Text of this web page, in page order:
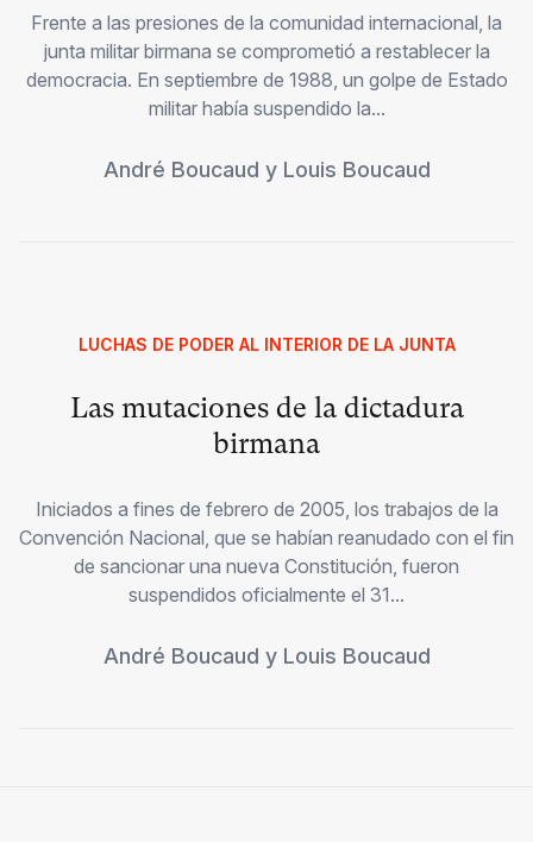
Frente a las presiones de la comunidad internacional, la
junta militar birmana se comprometió a restablecer la
democracia. En septiembre de 1988, un golpe de Estado
militar había suspendido la...
André Boucaud y Louis Boucaud
LUCHAS DE PODER AL INTERIOR DE LA JUNTA
Las mutaciones de la dictadura
birmana
Iniciados a fines de febrero de 2005, los trabajos de la
Convención Nacional, que se habían reanudado con el fin
de sancionar una nueva Constitución, fueron
suspendidos oficialmente el 31...
André Boucaud y Louis Boucaud